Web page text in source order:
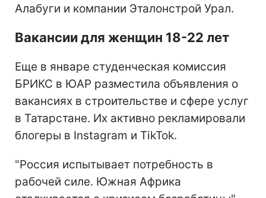
Алабуги и компании Эталонстрой Урал.
Вакансии для женщин 18-22 лет
Еще в январе студенческая комиссия
БРИКС в ЮАР разместила объявления о
вакансиях в строительстве и сфере услуг
в Татарстане. Их активно рекламировали
блогеры в Instagram и TikTok.
"Россия испытывает потребность в
рабочей силе. Южная Африка